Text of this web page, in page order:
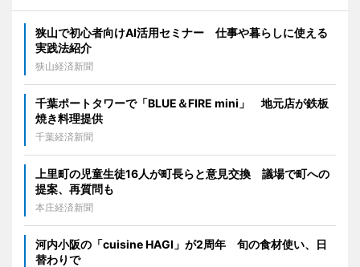
狭山で初心者向けAI活用セミナー 仕事や暮らしに使える
実践法紹介
狭山経済新聞
千葉ポートタワーで「BLUE＆FIRE mini」 地元店が鉄板
焼き料理提供
千葉経済新聞
上里町の児童生徒16人が町長らと意見交換 議場で町への
提案、再質問も
本庄経済新聞
河内小阪の「cuisine HAGI」が2周年 旬の食材使い、日
替わりで